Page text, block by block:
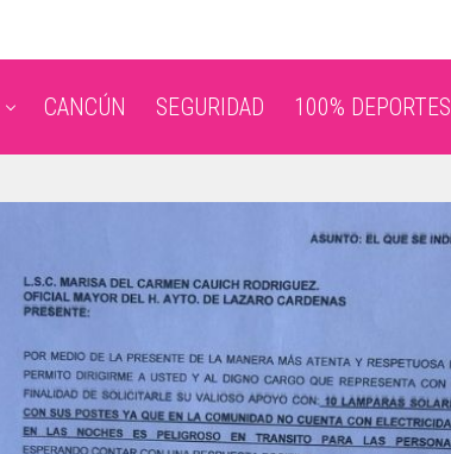
CANCÚN SEGURIDAD 100% DEPORTES